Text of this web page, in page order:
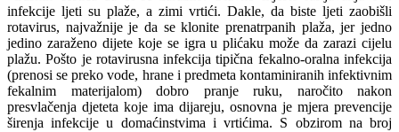
infekcije ljeti su plaže, a zimi vrtići. Dakle, da biste ljeti zaobišli
rotavirus, najvažnije je da se klonite prenatrpanih plaža, jer jedno
jedino zaraženo dijete koje se igra u plićaku može da zarazi cijelu
plažu. Pošto je rotavirusna infekcija tipična fekalno-oralna infekcija
(prenosi se preko vode, hrane i predmeta kontaminiranih infektivnim
fekalnim materijalom) dobro pranje ruku, naročito nakon
presvlačenja djeteta koje ima dijareju, osnovna je mjera prevencije
širenja infekcije u domaćinstvima i vrtićima. S obzirom na broj